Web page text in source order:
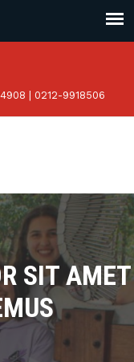
| 0212-9918506
SIT AMET